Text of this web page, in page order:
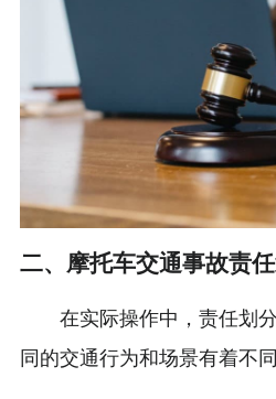
二、摩托车交通事故责
在实际操作中，责任划
同的交通行为和场景有着不